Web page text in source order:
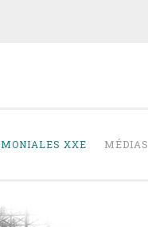
XXE MÉDIAS